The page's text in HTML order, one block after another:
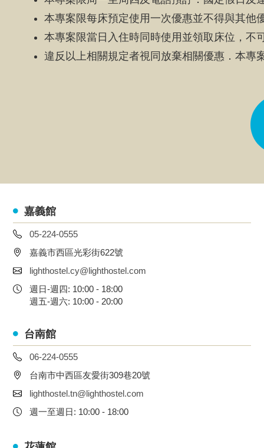
本專案限每床預定使用一次優惠並不得與其他
本專案限當日入住時同時使用並領取床位，不
違反以上相關規定者視同放棄相關優惠．本專
嘉義館
05-224-0555
嘉義市西區光彩街622號
lighthostel.cy@lighthostel.com
週日-週四: 10:00 - 18:00
週五-週六: 10:00 - 20:00
台南館
06-224-0555
台南市中西區友愛街309巷20號
lighthostel.tn@lighthostel.com
週一至週日: 10:00 - 18:00